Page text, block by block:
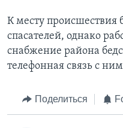
К месту
спасателей, однако
снабжение района
телефонная связь с
Поделиться